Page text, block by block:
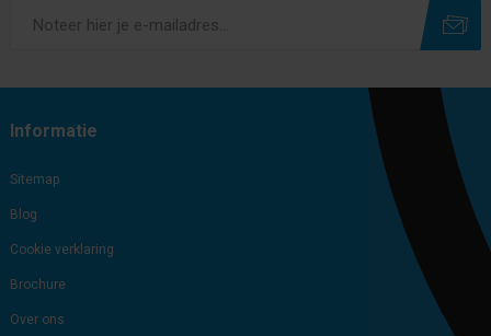
Informatie
Sitemap
Blog
Cookie verklaring
Brochure
Over ons